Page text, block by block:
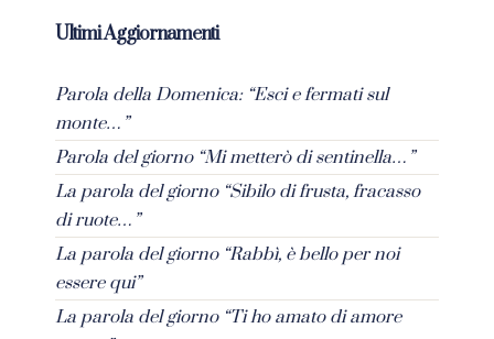
Ultimi Aggiornamenti
Parola della Domenica: “Esci e fermati sul
monte…”
Parola del giorno “Mi metterò di sentinella…”
La parola del giorno “Sibilo di frusta, fracasso
di ruote…”
La parola del giorno “Rabbì, è bello per noi
essere qui”
La parola del giorno “Ti ho amato di amore